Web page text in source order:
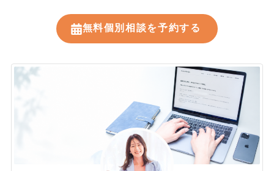
無料個別相談を予約する